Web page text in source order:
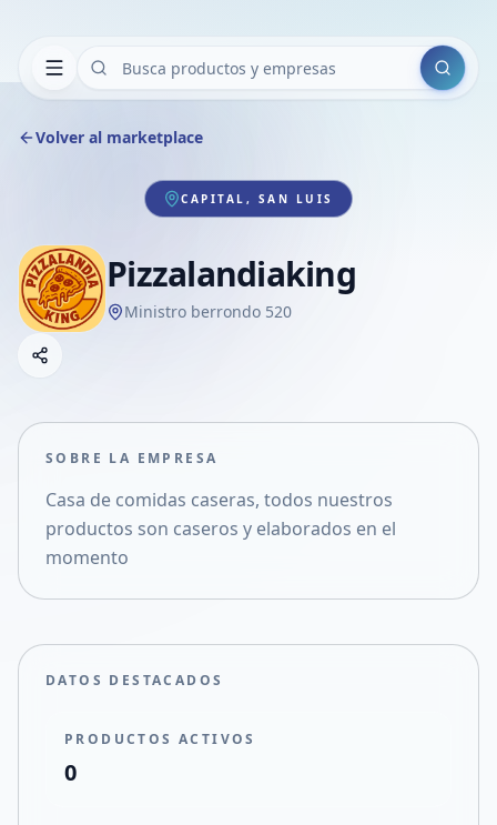
Buscar
Volver al marketplace
CAPITAL, SAN LUIS
Pizzalandiaking
Ministro berrondo 520
Compartir empresa
Compartir en X
SOBRE LA EMPRESA
Casa de comidas caseras, todos nuestros
productos son caseros y elaborados en el
momento
DATOS DESTACADOS
PRODUCTOS ACTIVOS
0